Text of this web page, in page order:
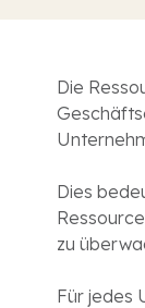
Die
Dies
zu
Für jedes